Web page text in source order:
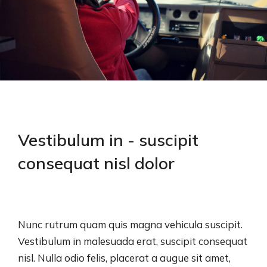
Vestibulum in - suscipit
consequat nisl dolor
Nunc rutrum quam quis magna vehicula suscipit.
Vestibulum in malesuada erat, suscipit consequat
nisl. Nulla odio felis, placerat a augue sit amet,